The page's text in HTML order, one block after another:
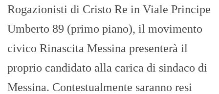
Rogazionisti di Cristo Re in Viale Principe
Umberto 89 (primo piano), il movimento
civico Rinascita Messina presenterà il
proprio candidato alla carica di sindaco di
Messina. Contestualmente saranno resi